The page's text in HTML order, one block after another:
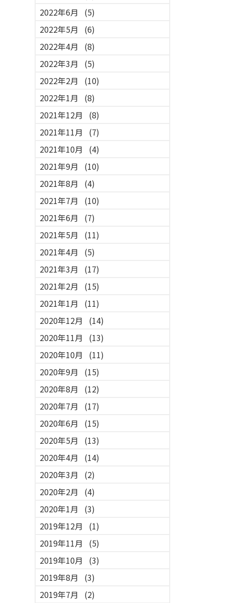
2022年6月
(5)
2022年5月
(6)
2022年4月
(8)
2022年3月
(5)
2022年2月
(10)
2022年1月
(8)
2021年12月
(8)
2021年11月
(7)
2021年10月
(4)
2021年9月
(10)
2021年8月
(4)
2021年7月
(10)
2021年6月
(7)
2021年5月
(11)
2021年4月
(5)
2021年3月
(17)
2021年2月
(15)
2021年1月
(11)
2020年12月
(14)
2020年11月
(13)
2020年10月
(11)
2020年9月
(15)
2020年8月
(12)
2020年7月
(17)
2020年6月
(15)
2020年5月
(13)
2020年4月
(14)
2020年3月
(2)
2020年2月
(4)
2020年1月
(3)
2019年12月
(1)
2019年11月
(5)
2019年10月
(3)
2019年8月
(3)
2019年7月
(2)